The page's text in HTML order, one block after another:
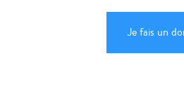
Je fais un